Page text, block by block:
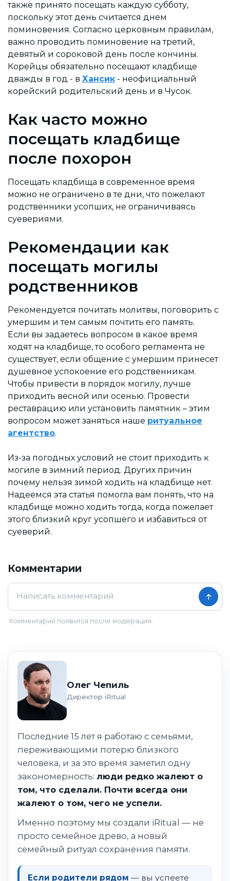
также принято посещать каждую субботу,
поскольку этот день считается днем
поминовения. Согласно церковным правилам,
важно проводить поминовение на третий,
девятый и сороковой день после кончины.
Корейцы обязательно посещают кладбище
дважды в год - в Хансик - неофициальный
корейский родительский день и в Чусок.
Как часто можно
посещать кладбище
после похорон
Посещать кладбища в современное время
можно не ограничено в те дни, что пожелают
родственники усопших, не ограничиваясь
суевериями.
Рекомендации как
посещать могилы
родственников
Рекомендуется почитать молитвы, поговорить с
умершим и тем самым почтить его память.
Если вы задаетесь вопросом в какое время
ходят на кладбище, то особого регламента не
существует, если общение с умершим принесет
душевное успокоение его родственникам.
Чтобы привести в порядок могилу, лучше
приходить весной или осенью. Провести
реставрацию или установить памятник – этим
вопросом может заняться наше ритуальное
агентство.
Из-за погодных условий не стоит приходить к
могиле в зимний период. Других причин
почему нельзя зимой ходить на кладбище нет.
Надеемся эта статья помогла вам понять, что на
кладбище можно ходить тогда, когда пожелает
этого близкий круг усопшего и избавиться от
суеверий.
Комментарии
Комментарий появится после модерации.
Олег Чепиль
Директор iRitual
Последние 15 лет я работаю с семьями,
переживающими потерю близкого
человека, и за это время заметил одну
закономерность: люди редко жалеют о
том, что сделали. Почти всегда они
жалеют о том, чего не успели.
Именно поэтому мы создали iRitual — не
просто семейное древо, а новый
семейный ритуал сохранения памяти.
Если родители рядом — вы успеете